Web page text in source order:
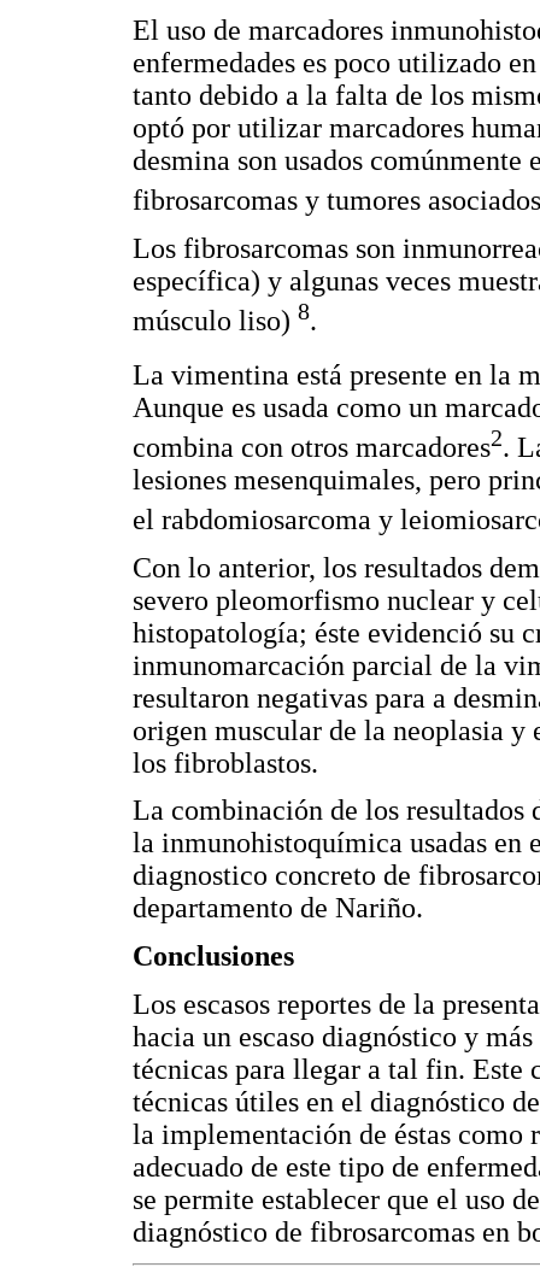
El uso de marcadores
enfermedades es poco utilizado
tanto debido a la falta de los
optó por utilizar marcadores
desmina son usados
fibrosarcomas y tumores
Los fibrosarcomas son
específica) y algunas veces
músculo liso) 8.
La vimentina está presente en la
Aunque es usada como un
combina con otros marcadores2.
lesiones mesenquimales, pero
el rabdomiosarcoma y
Con lo anterior, los resultados
severo pleomorfismo nuclear y
histopatología; éste evidenció su
inmunomarcación parcial de la
resultaron negativas para a
origen muscular de la neoplasia
los fibroblastos.
La combinación de los
la inmunohistoquímica usadas en
diagnostico concreto de
departamento de Nariño.
Conclusiones
Los escasos reportes de la
hacia un escaso diagnóstico y
técnicas para llegar a tal fin. Este
técnicas útiles en el diagnóstico
la implementación de éstas como
adecuado de este tipo de
se permite establecer que el uso
diagnóstico de fibrosarcomas en